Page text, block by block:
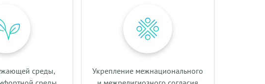
среды,
Укрепление межнационального